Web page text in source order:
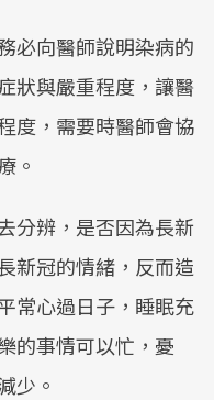
必向醫師說明染病的
狀與嚴重程度，讓醫
度，需要時醫師會協
。
分辨，是否因為長新
新冠的情緒，反而造
常心過日子，睡眠充
的事情可以忙，憂
少。